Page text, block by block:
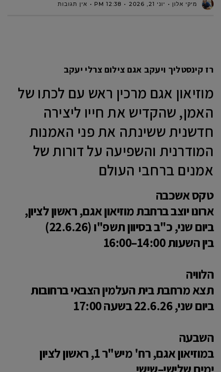
מיקי אלון יוני 21, 2026 12:38 PM אין תגובות
רז קינסטליך ויעקב אגם צילום צרלי יעקב
מוזיאון אגם מרכין ראש עם לכתו של
האמן, שהקדיש את חייו ליצירה
חדשנית ששינתה את פני האמנות
המודרנית והשפיעה על דורות של
אמנים ברחבי העולם
טקס אשכבה
ארונו יוצב ברחבת מוזיאון אגם, ראשון לציון,
ביום שני, כ"ב בסיוון תשפ"ו (22.6.26)
בין השעות 14:00–16:00
הלוויה
תצא מרחבת בית העלמין הצבאי ברחובות
ביום שני, 22.6.26 בשעה 17:00
השבעה
במוזיאון אגם, רח' מיש"ר 1, ראשון לציון